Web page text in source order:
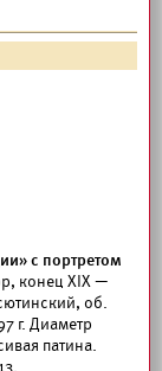
с портретом
конец XIX —
об.
г. Диаметр
патина.